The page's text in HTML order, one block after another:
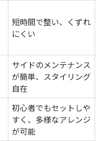
短時間で整い、くずれ
にくい
サイドのメンテナンス
が簡単、スタイリング
自在
初心者でもセットしや
すく、多様なアレンジ
が可能